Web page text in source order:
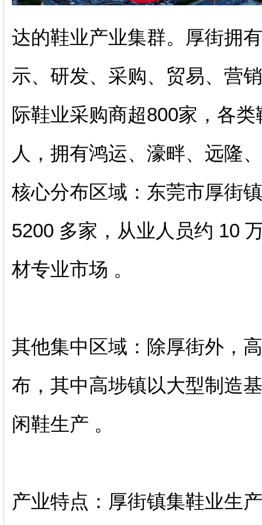
达的鞋业产业集群。厚街拥
示、研发、采购、贸易、营
际鞋业采购商超800家，各
人，拥有鸿运、濠畔、远隆
核心分布区域‌：东莞市厚街
5200 多家‌，从业人员约 10
材专业市场 。‌‌
其他集中区域‌：除厚街外，‌
布，其中高埗镇以大型制造
闲鞋生产 。‌‌
产业特点‌：厚街镇集鞋业生